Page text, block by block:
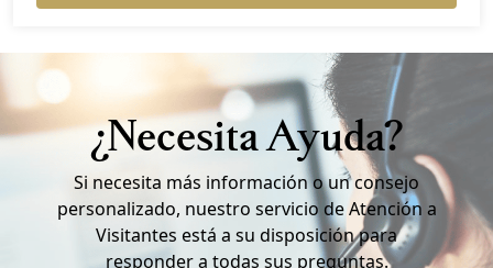
¿Necesita Ayuda?
Si necesita más información o un consejo
personalizado, nuestro servicio de Atención a
Visitantes está a su disposición para
responder a todas sus preguntas.